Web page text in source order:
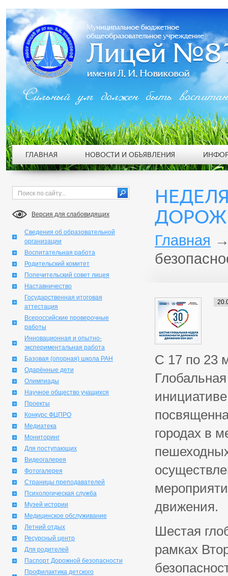
Версия для слабовидящих
Сведения об образовательной
организации
Воспитательная работа
Родительский комитет
Попечительский совет лицея
Наставничество
Государственная итоговая
аттестация
Всероссийские проверочные
работы
Инновационная и опытно-
экспериментальная работа
Базовая (опорная) школа РАН
Одарённые дети
Олимпиады
Научное общество учащихся
Проекты
Конкурс ФЦПРО
Медиатека
Мониторинг
Для поступающих
Видеогалерея
Фотогалерея
Страницы преподавателей
Психологическая служба
Музей истории
Медицинское обслуживание
Летний отдых
Ресурсный центр
Для родителей
Паспорт Дорожной безопасности
Профилактика детского
Главная
С 17 по 23
городах в
движения.
Шестая
рамках
Сильный ум должен быть
ГЛАВНАЯ НОВОСТИ И ОБЪЯВЛЕНИЯ